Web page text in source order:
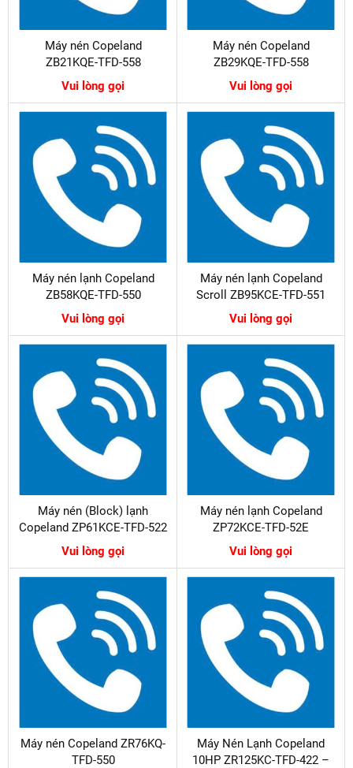
Máy nén Copeland
ZB21KQE-TFD-558
Vui lòng gọi
Máy nén Copeland
ZB29KQE-TFD-558
Vui lòng gọi
Máy nén lạnh Copeland
ZB58KQE-TFD-550
Vui lòng gọi
Máy nén lạnh Copeland
Scroll ZB95KCE-TFD-551
Vui lòng gọi
Máy nén (Block) lạnh
Copeland ZP61KCE-TFD-522
Vui lòng gọi
Máy nén lạnh Copeland
ZP72KCE-TFD-52E
Vui lòng gọi
Máy nén Copeland ZR76KQ-
TFD-550
Máy Nén Lạnh Copeland
10HP ZR125KC-TFD-422 –